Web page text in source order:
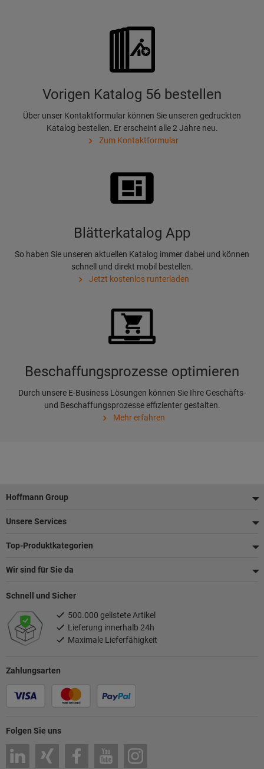
Vorigen Katalog 56 bestellen
Über unser Kontaktformular können Sie unseren gedruckten
Katalog bestellen. Er erscheint alle 2 Jahre neu.
Zum Kontaktformular
Blätterkatalog App
So haben Sie unseren aktuellen Katalog immer dabei und können
schnell und direkt mobil bestellen.
Jetzt kostenlos runterladen
Beschaffungsprozesse optimieren
Durch unsere E-Business Lösungen können Sie Ihre Geschäfts-
und Beschaffungsprozesse effizienter gestalten.
Mehr erfahren
Fußzeile
Hoffmann Group
Unsere Services
Top-Produktkategorien
Wir sind für Sie da
Folgen Sie uns
Zahlungsarten
Schnell und Sicher
500.000 gelistete Artikel
Lieferung innerhalb 24h
Maximale Lieferfähigkeit